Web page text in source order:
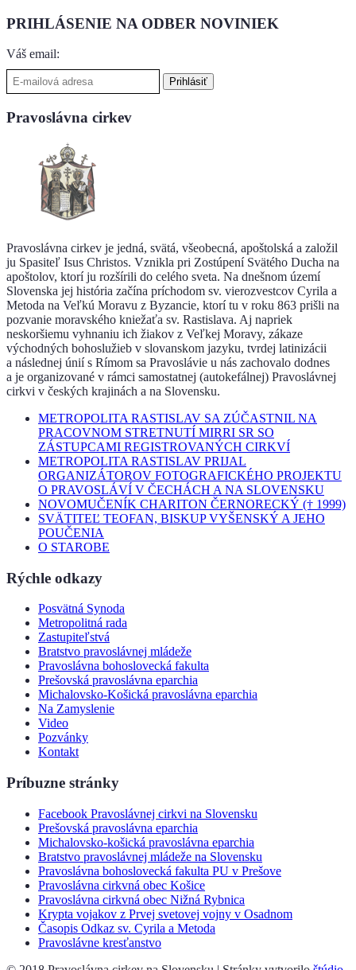
PRIHLÁSENIE NA ODBER NOVINIEK
Váš email:
Pravoslávna cirkev
Pravoslávna cirkev je jedná, svätá, všeobecná, apoštolská a založil
ju Spasiteľ Isus Christos. Vznikla pri Zostúpení Svätého Ducha na
apoštolov, ktorí ju rozšírili do celého sveta. Na dnešnom území
Slovenska jej história začína príchodom sv. vierozvestcov Cyrila a
Metoda na Veľkú Moravu z Byzancie, ktorí tu v roku 863 prišli na
pozvanie moravského kniežaťa sv. Rastislava. Aj napriek
neskoršiemu vyhnaniu ich žiakov z Veľkej Moravy, zákaze
východných bohoslužieb v slovanskom jazyku, tvrdej latinizácii
a následnej únií s Rímom sa Pravoslávie u nás zachovalo dodnes
a je organizované v rámci samostatnej (autokefálnej) Pravoslávnej
cirkvi v českých krajinách a na Slovensku.
METROPOLITA RASTISLAV SA ZÚČASTNIL NA
PRACOVNOM STRETNUTÍ MIRRI SR SO
ZÁSTUPCAMI REGISTROVANÝCH CIRKVÍ
METROPOLITA RASTISLAV PRIJAL
ORGANIZÁTOROV FOTOGRAFICKÉHO PROJEKTU
O PRAVOSLÁVÍ V ČECHÁCH A NA SLOVENSKU
NOVOMUČENÍK CHARITON ČERNORECKÝ († 1999)
SVÄTITEĽ TEOFAN, BISKUP VYŠENSKÝ A JEHO
POUČENIA
O STAROBE
Rýchle odkazy
Posvätná Synoda
Metropolitná rada
Zastupiteľstvá
Bratstvo pravoslávnej mládeže
Pravoslávna bohoslovecká fakulta
Prešovská pravoslávna eparchia
Michalovsko-Košická pravoslávna eparchia
Na Zamyslenie
Video
Pozvánky
Kontakt
Príbuzne stránky
Facebook Pravoslávnej cirkvi na Slovensku
Prešovská pravoslávna eparchia
Michalovsko-košická pravoslávna eparchia
Bratstvo pravoslávnej mládeže na Slovensku
Pravoslávna bohoslovecká fakulta PU v Prešove
Pravoslávna cirkvná obec Košice
Pravoslávna cirkvná obec Nižná Rybnica
Krypta vojakov z Prvej svetovej vojny v Osadnom
Časopis Odkaz sv. Cyrila a Metoda
Pravoslávne kresťanstvo